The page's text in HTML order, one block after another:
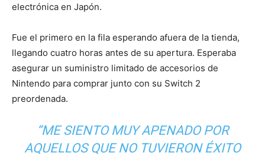
electrónica en Japón.
Fue el primero en la fila esperando afuera de la tienda,
llegando cuatro horas antes de su apertura. Esperaba
asegurar un suministro limitado de accesorios de
Nintendo para comprar junto con su Switch 2
preordenada.
“ME SIENTO MUY APENADO POR
AQUELLOS QUE NO TUVIERON ÉXITO